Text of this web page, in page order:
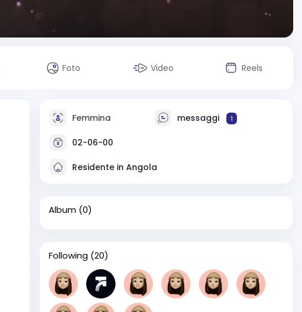
Foto Video Reels
Femmina messaggi 1
02-06-00
Residente in Angola
Album (0)
Following (20)